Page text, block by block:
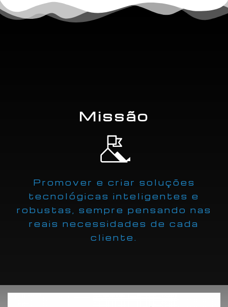
Missão
Promover e criar soluções
tecnológicas inteligentes e
robustas, sempre pensando nas
reais necessidades de cada
cliente.